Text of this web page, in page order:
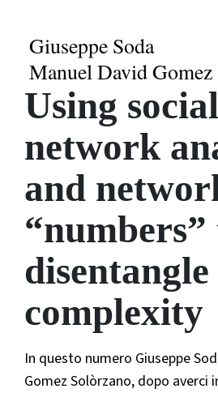
Giuseppe Soda
Using social
network
and
“numbers”
disentangle
complexity
In questo numero Giuseppe
Gomez Solòrzano, dopo